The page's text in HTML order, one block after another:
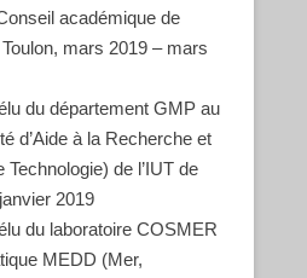
académique de
Toulon, mars 2019 – mars
du département GMP au
d’Aide à la Recherche et
Technologie) de l’IUT de
2019
du laboratoire COSMER
MEDD (Mer,